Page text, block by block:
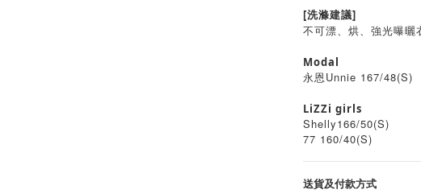
[洗滌建議]
不可漂、烘、強光曝曬
Modal
永恩Unnie 167/48(S)
LiZZi girls
Shelly166/50(S)
77 160/40(S)
送貨及付款方式